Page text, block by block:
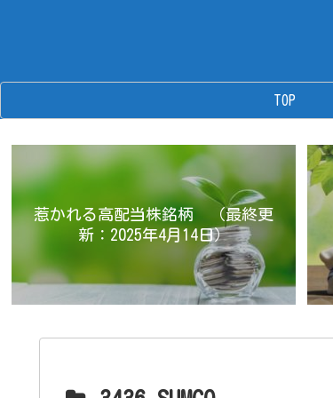
TOP
惹かれる高配当株銘柄 （最終更
新：2025年4月14日）